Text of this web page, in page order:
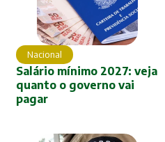
Nacional
Salário mínimo 2027: veja
quanto o governo vai
pagar